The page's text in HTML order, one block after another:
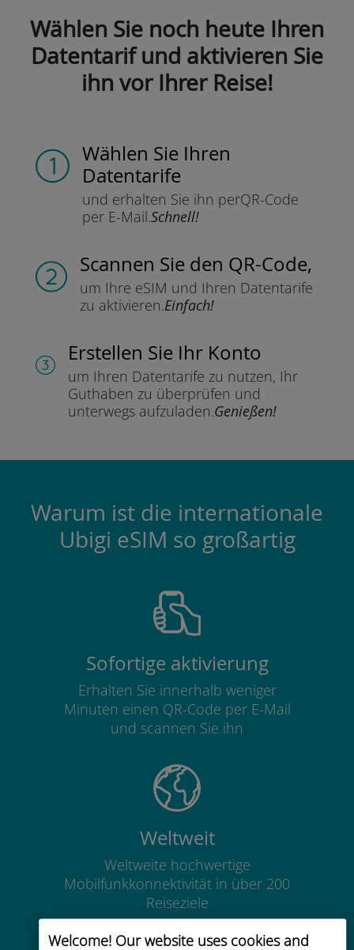
Welcome! Our website uses cookies and
Wählen Sie noch heute Ihren
Datentarif und aktivieren Sie
ihn vor Ihrer Reise!
Wählen Sie Ihren
Datentarife
und erhalten Sie ihn perQR-Code
per E-Mail.Schnell!
Scannen Sie den QR-Code,
um Ihre eSIM und Ihren Datentarife
zu aktivieren.Einfach!
Erstellen Sie Ihr Konto
um Ihren Datentarife zu nutzen, Ihr
Guthaben zu überprüfen und
unterwegs aufzuladen.Genießen!
Warum ist die internationale
Ubigi eSIM so großartig
Sofortige aktivierung
Erhalten Sie innerhalb weniger
Minuten einen QR-Code per E-Mail
und scannen Sie ihn
Weltweit
Weltweite hochwertige
Mobilfunkkonnektivität in über 200
Reiseziele